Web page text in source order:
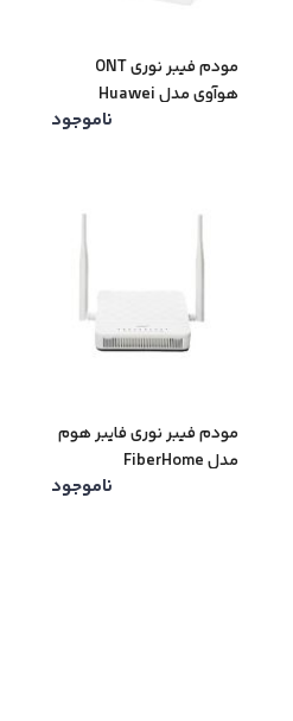
مودم فیبر نوری ONT
هوآوی مدل Huawei
EchoLife HG8245Cناموجود
مودم فیبر نوری فایبر هوم
مدل FiberHome
ناموجود